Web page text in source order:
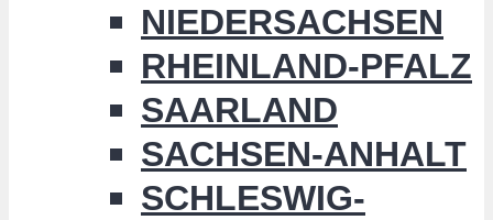
NIEDERSACHSEN
RHEINLAND-PFALZ
SAARLAND
SACHSEN-ANHALT
SCHLESWIG-